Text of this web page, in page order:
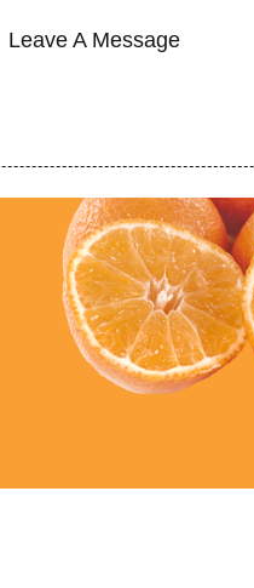
Leave A Message